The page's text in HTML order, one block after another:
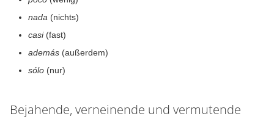
nada (nichts)
casi(fast)
además (außerdem)
sólo (nur)
Bejahende, verneinende und vermutende